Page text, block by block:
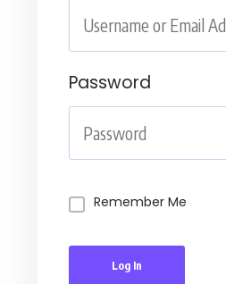
Password
Remember Me
Log In